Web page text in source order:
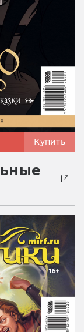
Купить